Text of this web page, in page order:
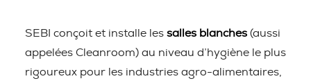
SEBI conçoit et installe les salles blanches (aussi
appelées Cleanroom) au niveau d’hygiène le plus
rigoureux pour les industries agro-alimentaires,